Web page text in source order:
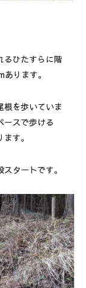
るひたすらに階
ります。
根を歩いていま
ースで歩ける
す。
タートです。